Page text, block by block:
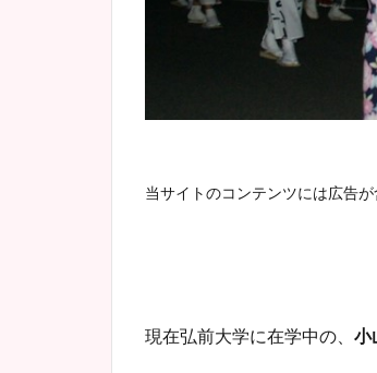
当サイトのコンテンツには広告
現在弘前大学に在学中の、 小